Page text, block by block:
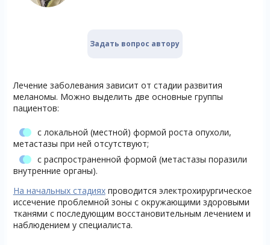
Задать вопрос автору
Лечение заболевания зависит от стадии развития
меланомы. Можно выделить две основные группы
пациентов:
с локальной (местной) формой роста опухоли,
метастазы при ней отсутствуют;
с распространенной формой (метастазы поразили
внутренние органы).
На начальных стадияхпроводится электрохирургическое
иссечение проблемной зоны с окружающими здоровыми
тканями с последующим восстановительным лечением и
наблюдением у специалиста.